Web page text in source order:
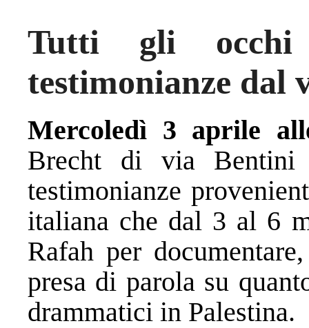
Tutti gli
testimonianze dal
Mercoledì 3 aprile
Brecht di via Bentini
testimonianze
italiana che dal 3 al 6
Rafah per
presa di parola su
drammatici in Palestina.